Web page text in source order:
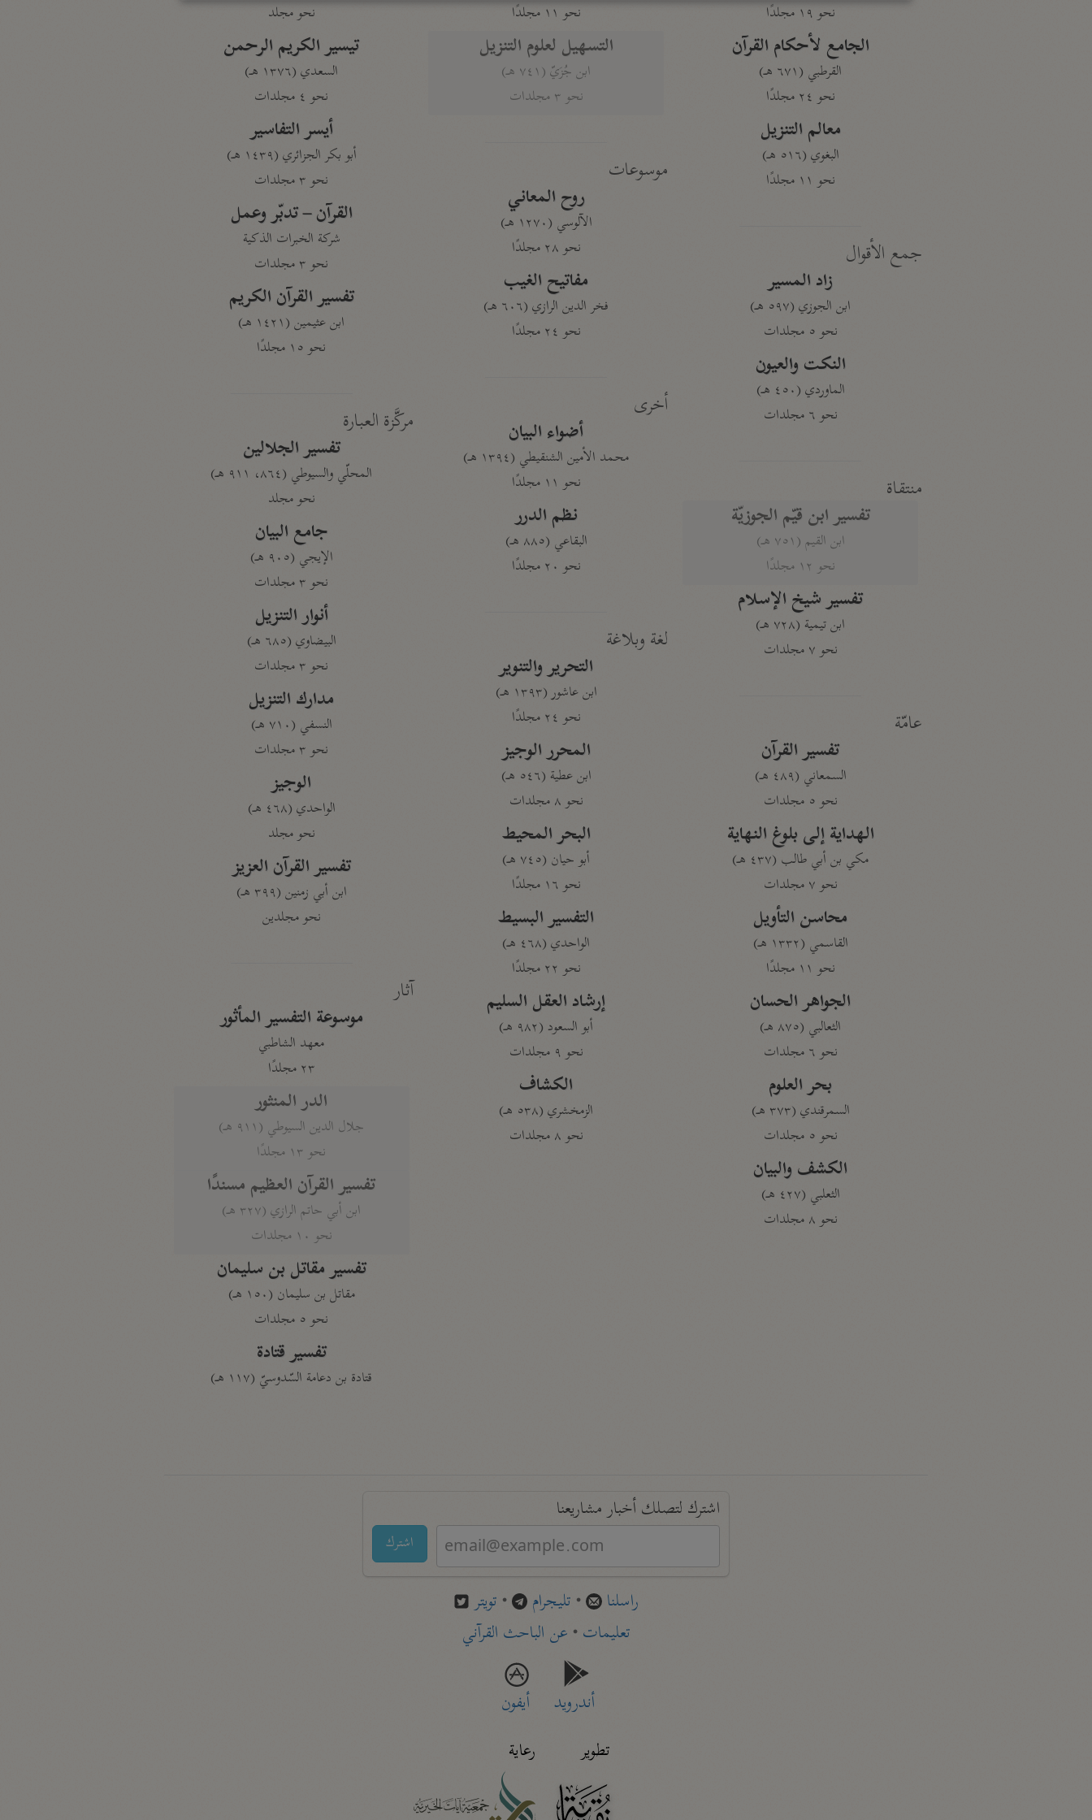
نحو ١٩ مجلدًا
الجامع لأحكام القرآن
القرطبي (٦٧١ هـ)
نحو ٢٤ مجلدًا
معالم التنزيل
البغوي (٥١٦ هـ)
نحو ١١ مجلدًا
جمع الأقوال
زاد المسير
ابن الجوزي (٥٩٧ هـ)
نحو ٥ مجلدات
النكت والعيون
الماوردي (٤٥٠ هـ)
نحو ٦ مجلدات
منتقاة
تفسير ابن قيّم الجوزيّة
ابن القيم (٧٥١ هـ)
نحو ١٢ مجلدًا
تفسير شيخ الإسلام
ابن تيمية (٧٢٨ هـ)
نحو ٧ مجلدات
عامّة
تفسير القرآن
السمعاني (٤٨٩ هـ)
نحو ٥ مجلدات
الهداية إلى بلوغ النهاية
مكي بن أبي طالب (٤٣٧ هـ)
نحو ٧ مجلدات
محاسن التأويل
القاسمي (١٣٣٢ هـ)
نحو ١١ مجلدًا
الجواهر الحسان
الثعالبي (٨٧٥ هـ)
نحو ٦ مجلدات
بحر العلوم
السمرقندي (٣٧٣ هـ)
نحو ٥ مجلدات
الكشف والبيان
الثعلبي (٤٢٧ هـ)
نحو ٨ مجلدات
نحو ١١ مجلدًا
التسهيل لعلوم التنزيل
ابن جُزَيّ (٧٤١ هـ)
نحو ٣ مجلدات
موسوعات
روح المعاني
الآلوسي (١٢٧٠ هـ)
نحو ٢٨ مجلدًا
مفاتيح الغيب
فخر الدين الرازي (٦٠٦ هـ)
نحو ٢٤ مجلدًا
أخرى
أضواء البيان
محمد الأمين الشنقيطي (١٣٩٤ هـ)
نحو ١١ مجلدًا
نظم الدرر
البقاعي (٨٨٥ هـ)
نحو ٢٠ مجلدًا
لغة وبلاغة
التحرير والتنوير
ابن عاشور (١٣٩٣ هـ)
نحو ٢٤ مجلدًا
المحرر الوجيز
ابن عطية (٥٤٦ هـ)
نحو ٨ مجلدات
البحر المحيط
أبو حيان (٧٤٥ هـ)
نحو ١٦ مجلدًا
التفسير البسيط
الواحدي (٤٦٨ هـ)
نحو ٢٢ مجلدًا
إرشاد العقل السليم
أبو السعود (٩٨٢ هـ)
نحو ٩ مجلدات
الكشاف
الزمخشري (٥٣٨ هـ)
نحو ٨ مجلدات
نحو مجلد
تيسير الكريم الرحمن
السعدي (١٣٧٦ هـ)
نحو ٤ مجلدات
أيسر التفاسير
أبو بكر الجزائري (١٤٣٩ هـ)
نحو ٣ مجلدات
القرآن – تدبّر وعمل
شركة الخبرات الذكية
نحو ٣ مجلدات
تفسير القرآن الكريم
ابن عثيمين (١٤٢١ هـ)
نحو ١٥ مجلدًا
مركَّزة العبارة
تفسير الجلالين
المحلّي والسيوطي (٨٦٤، ٩١١ هـ)
نحو مجلد
جامع البيان
الإيجي (٩٠٥ هـ)
نحو ٣ مجلدات
أنوار التنزيل
البيضاوي (٦٨٥ هـ)
نحو ٣ مجلدات
مدارك التنزيل
النسفي (٧١٠ هـ)
نحو ٣ مجلدات
الوجيز
الواحدي (٤٦٨ هـ)
نحو مجلد
تفسير القرآن العزيز
ابن أبي زمنين (٣٩٩ هـ)
نحو مجلدين
آثار
موسوعة التفسير المأثور
معهد الشاطبي
٢٣ مجلدًا
الدر المنثور
جلال الدين السيوطي (٩١١ هـ)
نحو ١٣ مجلدًا
تفسير القرآن العظيم مسندًا
ابن أبي حاتم الرازي (٣٢٧ هـ)
نحو ١٠ مجلدات
تفسير مقاتل بن سليمان
مقاتل بن سليمان (١٥٠ هـ)
نحو ٥ مجلدات
تفسير قتادة
قتادة بن دعامة السّدوسيّ (١١٧ هـ)
اشترك لتصلك أخبار مشاريعنا
اشترك
راسلنا • تليجرام • تويتر
تعليمات• عن الباحث القرآني
أندرويد
أيفون
تطوير
رعاية